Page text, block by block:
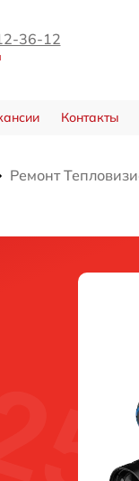
36-12
Контакты
Ремонт